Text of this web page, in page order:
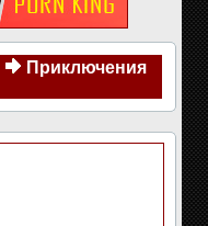
Приключения